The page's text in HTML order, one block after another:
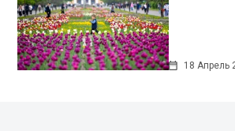
18 Апрель